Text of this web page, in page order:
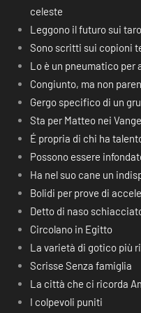
celeste
Leggono il futuro sui
Sono scritti sui copioni
Lo è un pneumatico per
Congiunto, ma non
Gergo specifico di un
Sta per Matteo nei
É propria di chi ha
Possono essere
Ha nel suo cane un
Bolidi per prove di
Detto di naso
Circolano in Egitto
La varietà di gotico più
Scrisse Senza famiglia
La città che ci ricorda
I colpevoli puniti